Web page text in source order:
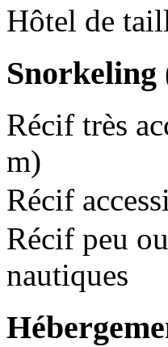
Hôtel de
Snorkeling
Récif très
m)
Récif
Récif peu
nautiques